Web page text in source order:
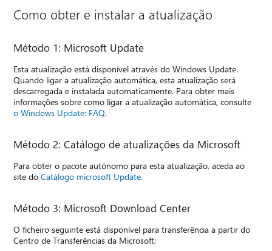
Como obter e instalar a atualização
Método 1: Microsoft Update
Esta atualização está disponível através do Windows Update.
Quando ligar a atualização automática, esta atualização será
descarregada e instalada automaticamente. Para obter mais
informações sobre como ligar a atualização automática, consulte
o Windows Update: FAQ.
Método 2: Catálogo de atualizações da Microsoft
Para obter o pacote autónomo para esta atualização, aceda ao
site doCatálogo microsoft Update.
Método 3: Microsoft Download Center
O ficheiro seguinte está disponível para transferência a partir do
Centro de Transferências da Microsoft: